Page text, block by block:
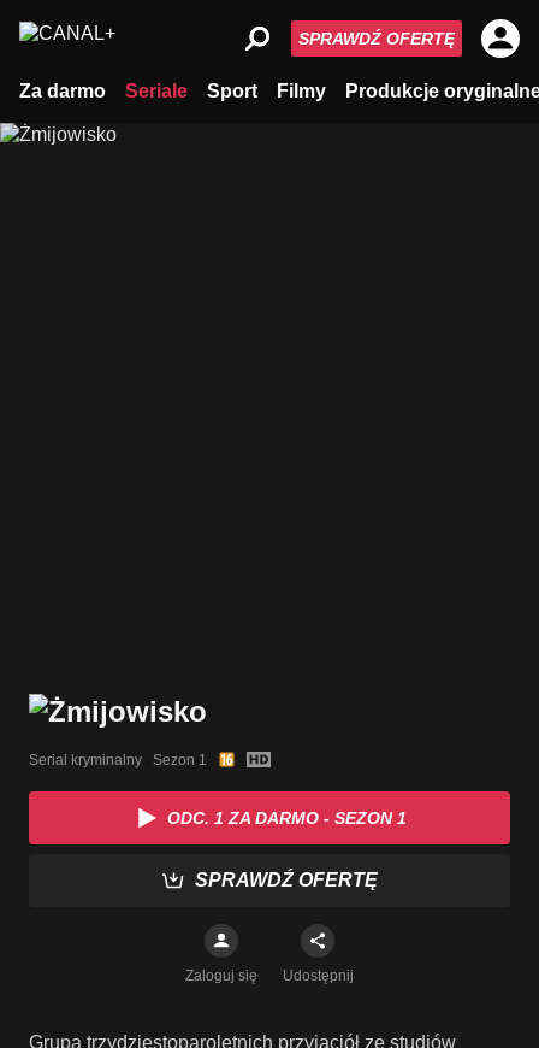
Za darmo Seriale Sport Filmy Produkcje
SPRAWDŹ OFERTĘ
Serial kryminalny   Sezon 1
ODC. 1 ZA DARMO - SEZON 1
SPRAWDŹ OFERTĘ
Zaloguj się Udostępnij
Grupa trzydziestoparoletnich przyjaciół ze studiów